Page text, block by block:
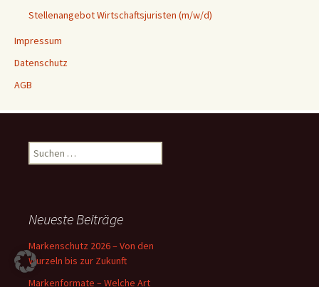
Stellenangebot Wirtschaftsjuristen (m/w/d)
Impressum
Datenschutz
AGB
Suchen
nach:
Neueste Beiträge
Markenschutz 2026 – Von den
Wurzeln bis zur Zukunft
Markenformate – Welche Art